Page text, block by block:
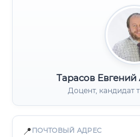
Тарасов
Доцент, кандидат
📍 ПОЧТОВЫЙ АДРЕС